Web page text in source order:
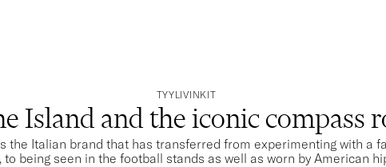
TYYLIVINKIT
Island and the iconic compass
the Italian brand that has transferred from experimenting with a
being seen in the football stands as well as worn by American